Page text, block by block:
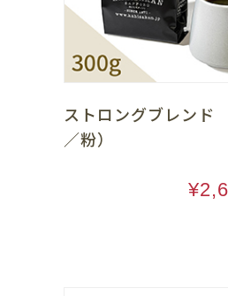
ストロングブレン
／粉）